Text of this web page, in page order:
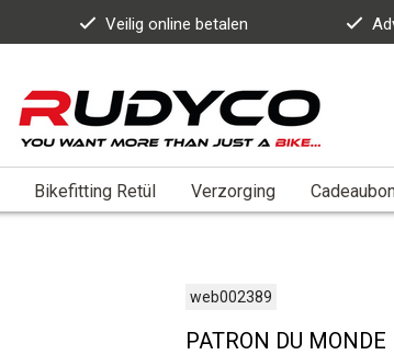
Veilig online betalen
Bikefitting Retül Verzorging
web002389
PATRON DU